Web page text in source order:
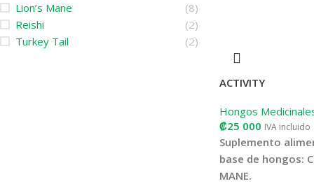
Lion’s Mane
(8)
Reishi
(2)
Turkey Tail
(2)
ACTIVITY
Hongos
₡25 000 IVA incluido
Suplemento
base de hongos:
MANE.